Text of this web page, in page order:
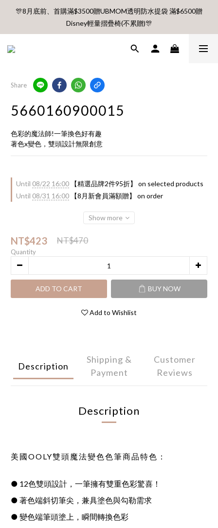
🎊8月底前、首購滿$3500贈UBMOM透明防水提袋 滿$6500贈
Disney輕量摺疊椅(不累贈)🎊
🎊8月底前、首購滿$3500贈UBMOM透明防水提袋 滿$6500贈
Disney輕量摺疊椅(不累贈)🎊
【村却國際溫泉酒店】指定平日免加價升等雙面景觀客房
8月每週五、六、日 新會員 首購免運🔥
🎊8月底前、首購滿$3500贈UBMOM透明防水提袋 滿$6500贈
Share
5660160900015
色彩的魔法師!一筆換色好有趣
著色x變色，雙頭設計無限創意
Until 08/22 16:00 【精選品牌2件95折】 on selected products
Until 08/31 16:00 【8月新會員滿額贈】 on order
Show more
NT$423 NT$470
Quantity
ADD TO CART BUY NOW
Add to Wishlist
Description
Shipping &
Payment
Customer
Reviews
Description
美國OOLY雙頭魔法變色色筆商品特色：
● 12色雙頭設計，一筆擁有雙重色彩驚喜！
● 著色端斜切筆尖，兼具塗色與勾勒需求
● 變色端筆頭塗上，瞬間轉換色彩